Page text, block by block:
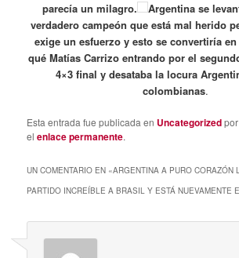
parecía un milagro.
Argentina se
verdadero campeón que está mal herido
exige un esfuerzo y esto se convertiría
qué Matías Carrizo entrando por el
4×3 final y desataba la locura
colombianas.
Esta entrada fue publicada en Uncategorized
elenlace permanente.
UN COMENTARIO EN «ARGENTINA A PURO CORAZÓN
PARTIDO INCREÍBLE A BRASIL Y ESTÁ NUEVAMENTE